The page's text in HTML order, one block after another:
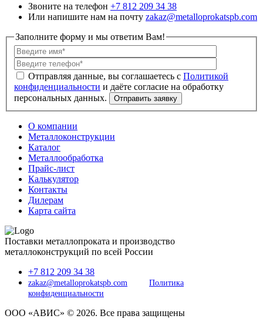
Звоните на телефон +7 812 209 34 38
Или напишите нам на почту zakaz@metalloprokatspb.com
Заполните форму и мы ответим Вам!
Политикой
конфиденциальности
О компании
Металлоконструкции
Каталог
Металлообработка
Прайс-лист
Калькулятор
Контакты
Дилерам
Карта сайта
Поставки металлопроката и производство
металлоконструкций по всей России
+7 812 209 34 38
zakaz@metalloprokatspb.com
Политика
конфиденциальности
ООО «АВИС» © 2026. Все права защищены